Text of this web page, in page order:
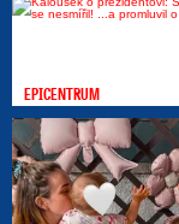
EPICENTRUM